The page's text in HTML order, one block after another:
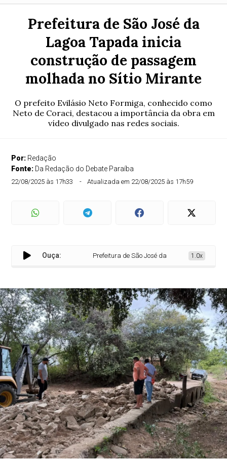
Prefeitura de São José da
Lagoa Tapada inicia
construção de passagem
molhada no Sítio Mirante
O prefeito Evilásio Neto Formiga, conhecido como
Neto de Coraci, destacou a importância da obra em
vídeo divulgado nas redes sociais.
Por: Redação
Fonte: Da Redação do Debate Paraíba
22/08/2025 às 17h33 Atualizada em 22/08/2025 às 17h59
Ouça: Prefeitura de São José da Lagoa Tapada inicia
1.0x